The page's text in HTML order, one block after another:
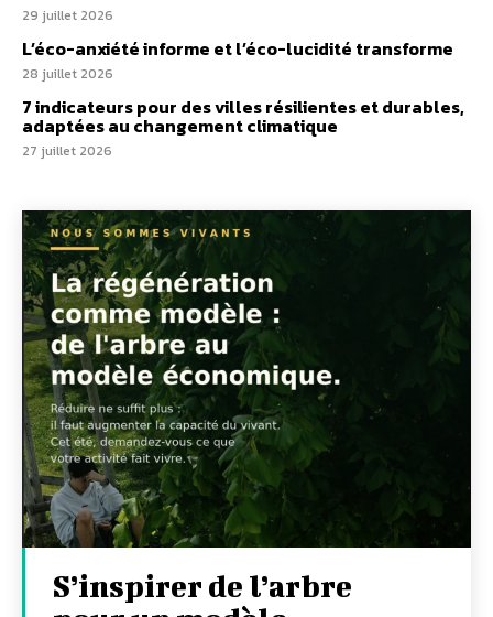
29 juillet 2026
L’éco-anxiété informe et l’éco-lucidité transforme
28 juillet 2026
7 indicateurs pour des villes résilientes et durables,
adaptées au changement climatique
27 juillet 2026
S’inspirer de l’arbre